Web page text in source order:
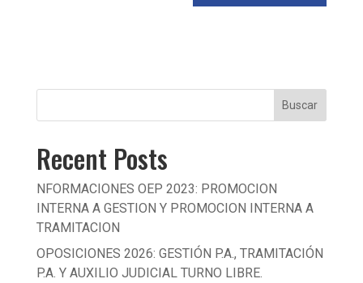
Buscar
Recent Posts
NFORMACIONES OEP 2023: PROMOCION
INTERNA A GESTION Y PROMOCION INTERNA A
TRAMITACION
OPOSICIONES 2026: GESTIÓN P.A., TRAMITACIÓN
P.A. Y AUXILIO JUDICIAL TURNO LIBRE.